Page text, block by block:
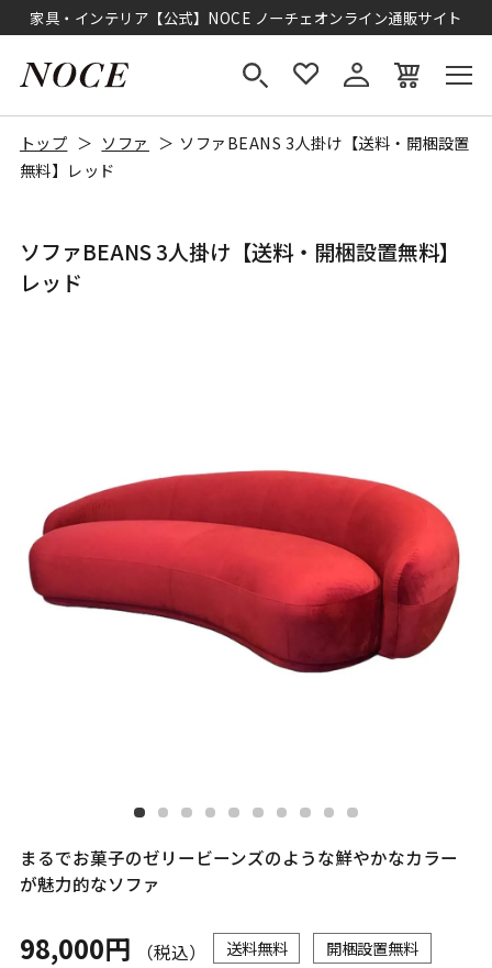
家具・インテリア【公式】NOCE ノーチェオンライン通販サイト
トップ ソファ
ソファBEANS 3人掛け【送料・開梱設置
無料】レッド
ソファBEANS 3人掛け【送料・開梱設置無料】
レッド
まるでお菓子のゼリービーンズのような鮮やかなカラー
が魅力的なソファ
98,000円 （税込） 送料無料 開梱設置無料